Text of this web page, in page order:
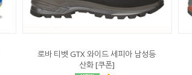
로바 티벳 GTX 와이드 세피아 남성등
산화 [쿠폰]